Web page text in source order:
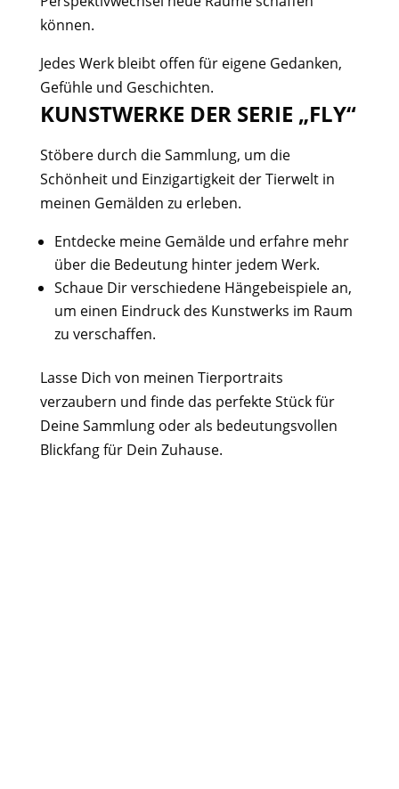
können.
Jedes Werk bleibt offen für eigene Gedanken,
Gefühle und Geschichten.
KUNSTWERKE DER SERIE „FLY“
Stöbere durch die Sammlung, um die
Schönheit und Einzigartigkeit der Tierwelt in
meinen Gemälden zu erleben.
Entdecke meine Gemälde und erfahre mehr
über die Bedeutung hinter jedem Werk.
Schaue Dir verschiedene Hängebeispiele an,
um einen Eindruck des Kunstwerks im Raum
zu verschaffen.
Lasse Dich von meinen Tierportraits
verzaubern und finde das perfekte Stück für
Deine Sammlung oder als bedeutungsvollen
Blickfang für Dein Zuhause.